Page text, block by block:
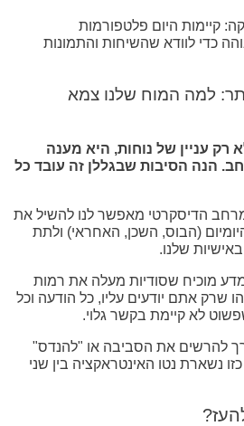
קיימות היום פלטפורמות
כדי לוודא שהשיחות והתמונות
למה המוח שלנו צמא
רק עניין של נוחות, היא מענה
הנה הסיבות שבגללן זה עובד כל
הדיסקרטי מאפשר לנו להשיל את
(הבוס, השכן, האחראי) ולתת
שלנו.
מוכיח שסודיות מעלה את רמות
שרק אתם יודעים עליו, כל הודעה וכל
לא קיימת בקשר גלוי.
להרשים את הסביבה או "להנדס"
נשארת נטו האינטראקציה בין שני